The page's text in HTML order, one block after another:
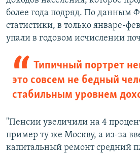
более года подряд. По данным
статистики, в только январе-
упали в годовом исчислении
Типичный портрет
это совсем не бедный
стабильным уровнем
"Пенсии увеличили на 4
пример ту же Москву, а из-за
капитальный ремонт средний